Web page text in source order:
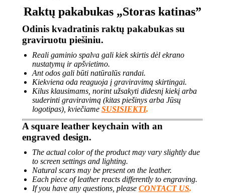
Raktų pakabukas „Storas katinas”
Odinis kvadratinis raktų pakabukas su
graviruotu piešiniu.
Reali gaminio spalva gali kiek skirtis dėl ekrano
nustatymų ir apšvietimo.
Ant odos gali būti natūralūs randai.
Kiekviena oda reaguoja į graviravimą skirtingai.
Kilus klausimams, norint užsakyti didesnį kiekį arba
suderinti graviravimą (kitas piešinys arba Jūsų
logotipas), kviečiame SUSISIEKTI.
A square leather keychain with an
engraved design.
The actual color of the product may vary slightly due
to screen settings and lighting.
Natural scars may be present on the leather.
Each piece of leather reacts differently to engraving.
If you have any questions, please CONTACT US.